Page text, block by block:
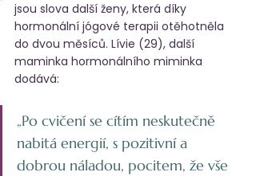
jsou slova další ženy, která díky
hormonální jógové terapii otěhotněla
do dvou měsíců. Lívie (29), další
maminka hormonálního miminka
dodává:
„Po cvičení se cítím neskutečně
nabitá energií, s pozitivní a
dobrou náladou, pocitem, že vše